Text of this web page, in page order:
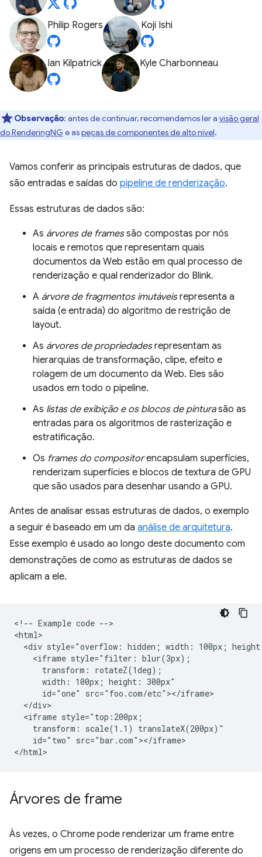
Philip Rogers Koji Ishi
Ian Kilpatrick Kyle Charbonneau
Observação: antes de continuar, recomendamos ler a visão geral
do RenderingNG e aspeças de componentes de alto nível.
Vamos conferir as principais estruturas de dados, que
são entradas e saídas do pipeline de renderização.
Essas estruturas de dados são:
As árvores de framessão compostas por nós
locais e remotos que representam quais
documentos da Web estão em qual processo de
renderização e qual renderizador do Blink.
A árvore de fragmentos imutáveisrepresenta a
saída (e entrada) do algoritmo de restrição de
layout.
As árvores de propriedadesrepresentam as
hierarquias de transformação, clipe, efeito e
rolagem de um documento da Web. Eles são
usados em todo o pipeline.
As listas de exibição e os blocos de pinturasão as
entradas para os algoritmos de rasterização e
estratificação.
Os frames do compositorencapsulam superfícies,
renderizam superfícies e blocos de textura de GPU
que são usados para desenhar usando a GPU.
Antes de analisar essas estruturas de dados, o exemplo
a seguir é baseado em um da análise de arquitetura.
Esse exemplo é usado ao longo deste documento com
demonstrações de como as estruturas de dados se
aplicam a ele.
<!-- Example code -->
<html>
<div style="overflow: hidden; width: 100px;
    <iframe style="filter: blur(3px);
      transform: rotateZ(1deg);
      width: 100px; height: 300px"
      id="one" src="foo.com/etc"></iframe>
  </div>
  <iframe style="top:200px;
    transform: scale(1.1) translateX(200px)"
    id="two" src="bar.com"></iframe>
Árvores de frame
Às vezes, o Chrome pode renderizar um frame entre
origens em um processo de renderização diferente do